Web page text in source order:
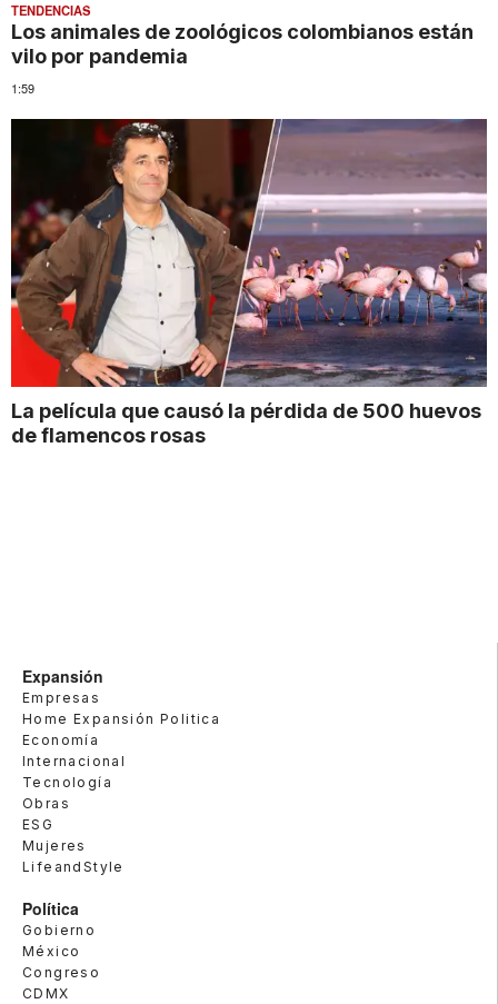
TENDENCIAS
Los animales de zoológicos colombianos están
vilo por pandemia
1:59
La película que causó la pérdida de 500 huevos
de flamencos rosas
Expansión
Empresas
Home Expansión Politica
Economía
Internacional
Tecnología
Obras
ESG
Mujeres
LifeandStyle
Política
Gobierno
México
Congreso
CDMX